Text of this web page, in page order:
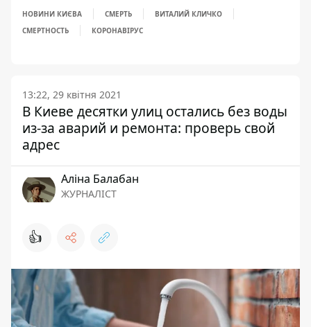
НОВИНИ КИЄВА СМЕРТЬ
ВИТАЛИЙ КЛИЧКО
СМЕРТНОСТЬ
КОРОНАВІРУС
13:22, 29 квітня 2021
В Киеве десятки улиц остались без воды
из-за аварий и ремонта: проверь свой
адрес
Аліна Балабан
ЖУРНАЛІСТ
👍